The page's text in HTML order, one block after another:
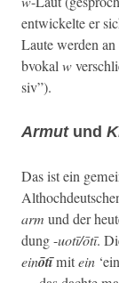
entwick­elte er
Laute wer­den
b­vokalw
siv”).
Armutund
Das ist ein
arm und der
dung -uotī/ōtī.
einōtīmitein